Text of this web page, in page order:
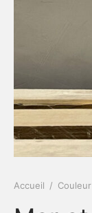
Accueil / Couleur